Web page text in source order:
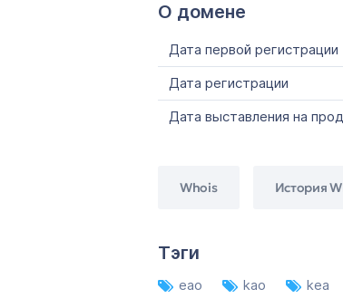
О домене
Дата первой регистрации
Дата регистрации
Дата выставления на
Whois История
Тэги
eao kao kea